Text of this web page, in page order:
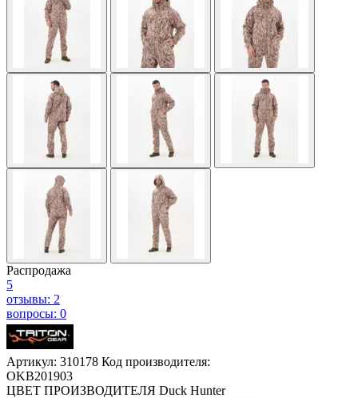
Распродажа
5
отзывы: 2
вопросы: 0
Артикул: 310178 Код производителя:
ОKB201903
ЦВЕТ ПРОИЗВОДИТЕЛЯ Duck Hunter